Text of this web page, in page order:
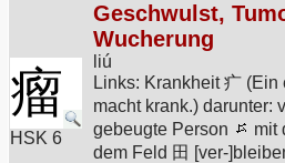
瘤
HSK 6
Geschwulst,
Wucherung
liú
Links: Krankheit 疒
macht krank.) darunter:
gebeugte Person
mit
dem Feld 田 [ver-